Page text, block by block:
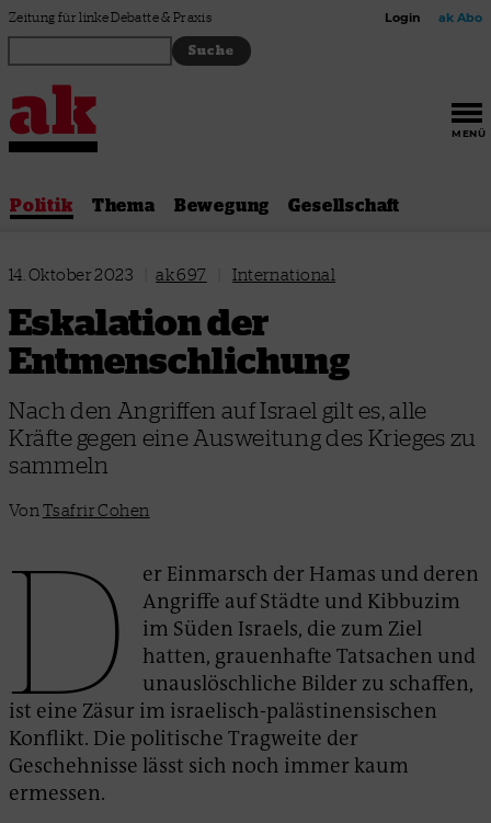
Zum Inhalt springen
Zeitung für linke Debatte & Praxis Login ak Abo
MENÜ
Politik Thema Bewegung Gesellschaft
14. Oktober 2023 ak 697 International
Eskalation der
Entmenschlichung
Nach den Angriffen auf Israel gilt es, alle
Kräfte gegen eine Ausweitung des Krieges zu
sammeln
Von Tsafrir Cohen
D
er Einmarsch der Hamas und deren
Angriffe auf Städte und Kibbuzim
im Süden Israels, die zum Ziel
hatten, grauenhafte Tatsachen und
unauslöschliche Bilder zu schaffen,
ist eine Zäsur im israelisch-palästinensischen
Konflikt. Die politische Tragweite der
Geschehnisse lässt sich noch immer kaum
ermessen.